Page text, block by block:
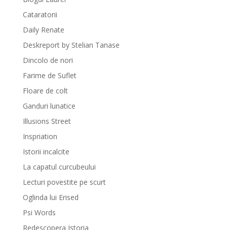
Cataratorii
Daily Renate
Deskreport by Stelian Tanase
Dincolo de nori
Farime de Suflet
Floare de colt
Ganduri lunatice
Illusions Street
Inspriation
Istorii incalcite
La capatul curcubeului
Lecturi povestite pe scurt
Oglinda lui Erised
Psi Words
Redescopera Istoria